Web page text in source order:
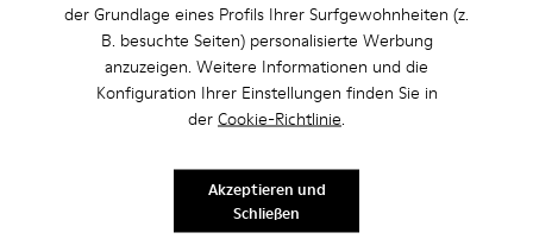
der Grundlage eines Profils Ihrer Surfgewohnheiten (z.
B. besuchte Seiten) personalisierte Werbung
anzuzeigen. Weitere Informationen und die
Konfiguration Ihrer Einstellungen finden Sie in
der Cookie-Richtlinie.
Akzeptieren und
Schließen
Sale: Jetzt zusätzlich 10% Nachlass
Zugang zum Vorverkauf, Veranstaltungseinladungen. Und das ist